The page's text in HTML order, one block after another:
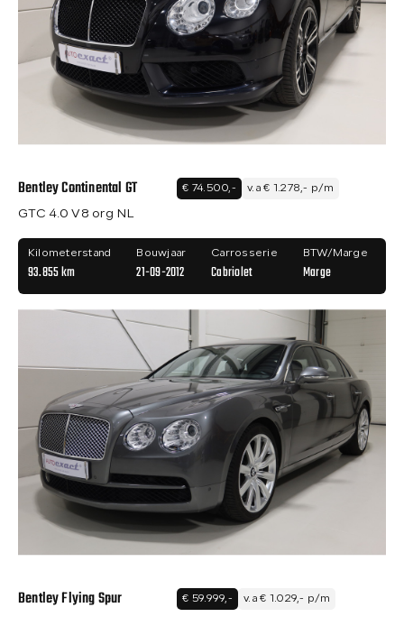
Bentley Continental GT € 74.500,- v.a € 1.278,- p/m
GTC 4.0 V8 org NL
Kilometerstand
93.855 km
Bouwjaar
21-09-2012
Carrosserie
Cabriolet
BTW/Marge
Marge
Bentley Flying Spur € 59.999,- v.a € 1.029,- p/m